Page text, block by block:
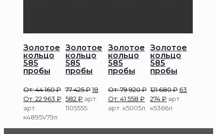
Золотое
кольцо
585
пробы
От:44 160₽
От: 22 963 ₽
арт.
к4895V79л
Золотое
кольцо
585
пробы
77 425₽18
582₽ арт.
1105555
Золотое
кольцо
585
пробы
От:79 920₽
От: 41 558 ₽
арт. к5005л
Золотое
кольцо
585
пробы
121 680₽ 63
274₽ арт.
к5366л